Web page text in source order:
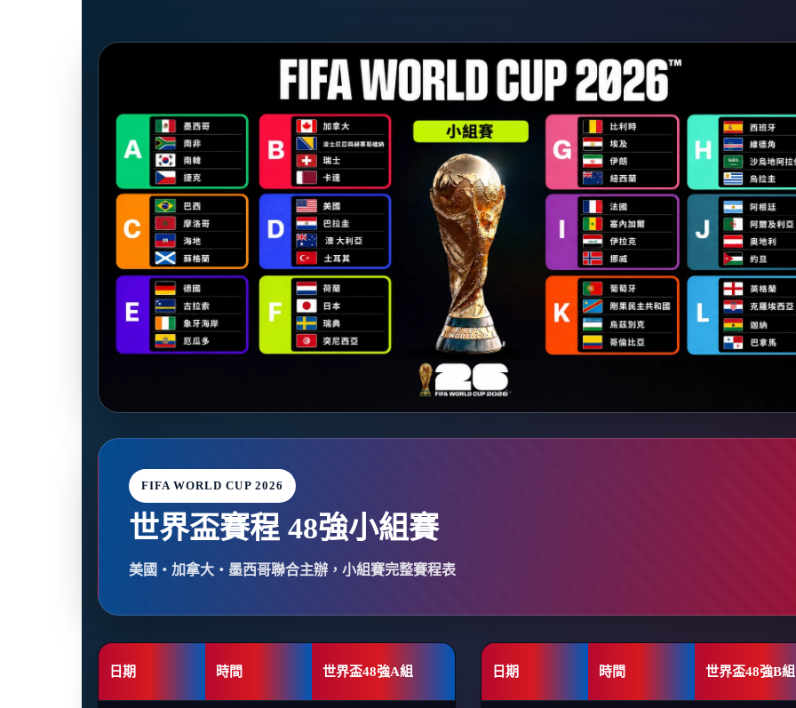
FIFA WORLD CUP 2026
世界盃賽程 48強小組賽
美國・加拿大・墨西哥聯合主辦，小組賽完整賽程表
日期 時間 世界盃48強A組 日期 時間 世界盃48強B組